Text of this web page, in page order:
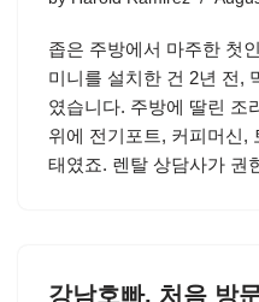
좁은 주방에서 마주한 첫
미니를 설치한 건 2년 전,
였습니다. 주방에 딸린 조
위에 전기포트, 커피머신,
태였죠. 렌탈 상담사가 권
강남호빠, 처음 방